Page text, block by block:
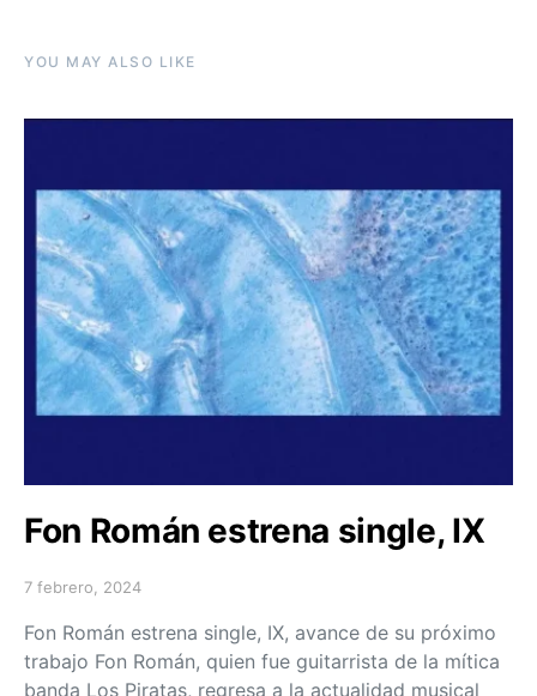
YOU MAY ALSO LIKE
Fon Román estrena single, IX
Posted on
7 febrero, 2024
Fon Román estrena single, IX, avance de su próximo
trabajo Fon Román, quien fue guitarrista de la mítica
banda Los Piratas, regresa a la actualidad musical